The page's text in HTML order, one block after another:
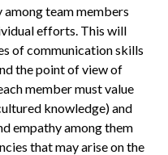
team members
efforts. This will
of communication skills
the point of view of
member must value
knowledge) and
empathy among them
that may arise on the